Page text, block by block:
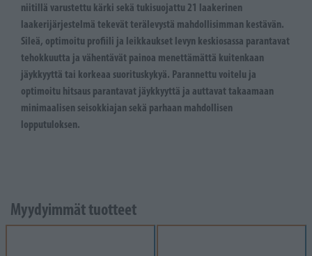
niitillä varustettu kärki sekä tukisuojattu 21 laakerinen
laakerijärjestelmä tekevät terälevystä mahdollisimman kestävän.
Sileä, optimoitu profiili ja leikkaukset levyn keskiosassa parantavat
tehokkuutta ja vähentävät painoa menettämättä kuitenkaan
jäykkyyttä tai korkeaa suorituskykyä. Parannettu voitelu ja
optimoitu hitsaus parantavat jäykkyyttä ja auttavat takaamaan
minimaalisen seisokkiajan sekä parhaan mahdollisen
lopputuloksen.
Myydyimmät tuotteet